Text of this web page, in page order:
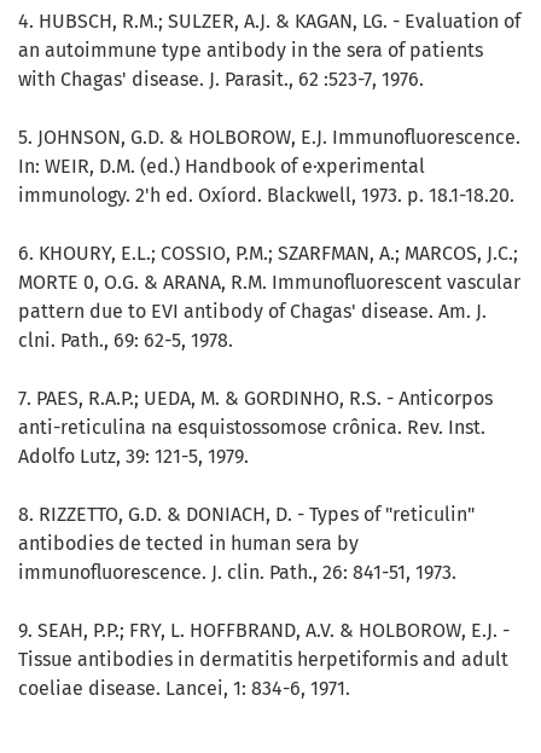
4. HUBSCH, R.M.; SULZER, A.J. & KAGAN, LG. - Evaluation of
an autoimmune type antibody in the sera of patients
with Chagas' disease. J. Parasit., 62 :523-7, 1976.
5. JOHNSON, G.D. & HOLBOROW, E.J. Immunofluorescence.
In: WEIR, D.M. (ed.) Handbook of e·xperimental
immunology. 2'h ed. Oxíord. Blackwell, 1973. p. 18.1-18.20.
6. KHOURY, E.L.; COSSIO, P.M.; SZARFMAN, A.; MARCOS, J.C.;
MORTE 0, O.G. & ARANA, R.M. Immunofluorescent vascular
pattern due to EVI antibody of Chagas' disease. Am. J.
clni. Path., 69: 62-5, 1978.
7. PAES, R.A.P.; UEDA, M. & GORDINHO, R.S. - Anticorpos
anti-reticulina na esquistossomose crônica. Rev. Inst.
Adolfo Lutz, 39: 121-5, 1979.
8. RIZZETTO, G.D. & DONIACH, D. - Types of "reticulin"
antibodies de tected in human sera by
immunofluorescence. J. clin. Path., 26: 841-51, 1973.
9. SEAH, P.P.; FRY, L. HOFFBRAND, A.V. & HOLBOROW, E.J. -
Tissue antibodies in dermatitis herpetiformis and adult
coeliae disease. Lancei, 1: 834-6, 1971.